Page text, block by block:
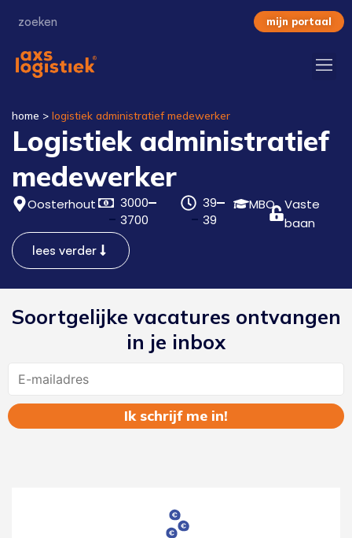
mijn portaal
home > logistiek administratief medewerker
Logistiek administratief
medewerker
Oosterhout
3000
3700
39
39
MBO Vaste
baan
lees verder
Soortgelijke vacatures ontvangen
in je inbox